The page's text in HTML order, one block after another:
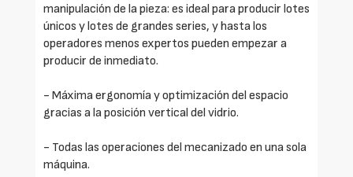
manipulación de la pieza: es ideal para producir lotes
únicos y lotes de grandes series, y hasta los
operadores menos expertos pueden empezar a
producir de inmediato.
- Máxima ergonomía y optimización del espacio
gracias a la posición vertical del vidrio.
- Todas las operaciones del mecanizado en una sola
máquina.